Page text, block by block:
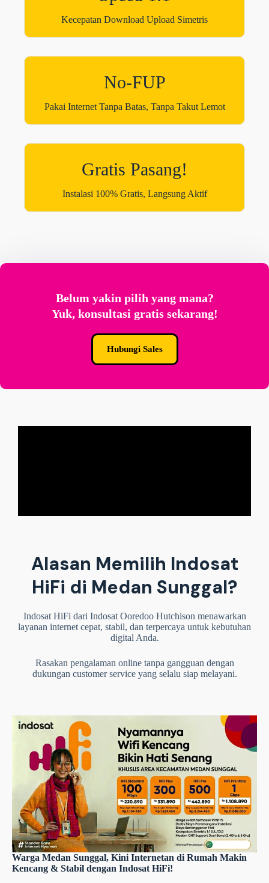
Kecepatan Download Upload Simetris
No-FUP
Pakai Internet Tanpa Batas, Tanpa Takut Lemot
Gratis Pasang!
Instalasi 100% Gratis, Langsung Aktif
Belum yakin pilih yang mana?
Yuk, konsultasi gratis sekarang!
Hubungi Sales
Alasan Memilih Indosat
HiFi di Medan Sunggal?
Indosat HiFi dari Indosat Ooredoo Hutchison menawarkan
layanan internet cepat, stabil, dan terpercaya untuk kebutuhan
digital Anda.
Rasakan pengalaman online tanpa gangguan dengan
dukungan customer service yang selalu siap melayani.
Warga Medan Sunggal, Kini Internetan di Rumah Makin
Kencang & Stabil dengan Indosat HiFi!